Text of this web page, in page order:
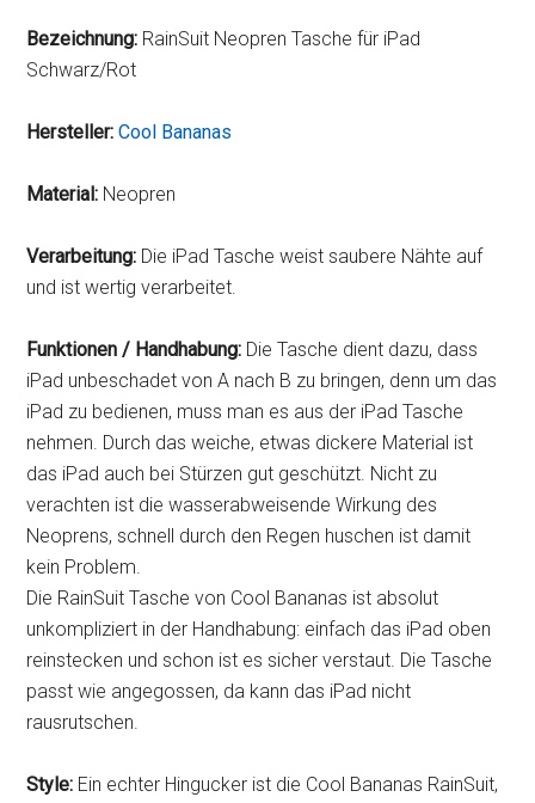
Bezeichnung: RainSuit Neopren Tasche für iPad
Schwarz/Rot
Hersteller: Cool Bananas
Material: Neopren
Verarbeitung: Die iPad Tasche weist saubere Nähte auf
und ist wertig verarbeitet.
Funktionen / Handhabung: Die Tasche dient dazu, dass
iPad unbeschadet von A nach B zu bringen, denn um das
iPad zu bedienen, muss man es aus der iPad Tasche
nehmen. Durch das weiche, etwas dickere Material ist
das iPad auch bei Stürzen gut geschützt. Nicht zu
verachten ist die wasserabweisende Wirkung des
Neoprens, schnell durch den Regen huschen ist damit
kein Problem.
Die RainSuit Tasche von Cool Bananas ist absolut
unkompliziert in der Handhabung: einfach das iPad oben
reinstecken und schon ist es sicher verstaut. Die Tasche
passt wie angegossen, da kann das iPad nicht
rausrutschen.
Style: Ein echter Hingucker ist die Cool Bananas RainSuit,